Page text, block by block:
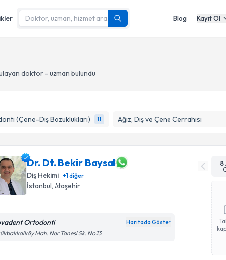
Blog Kayıt Ol
doktor - uzman bulundu
(Çene-Diş Bozuklukları) 11 Ağız, Diş ve Çene Cerrahisi
Dr. Dt. Bekir Baysal
Diş Hekimi +1diğer
İstanbul, Ataşehir
Ortodonti Haritada Göster
Mah. Nar Tanesi Sk. No.13
8